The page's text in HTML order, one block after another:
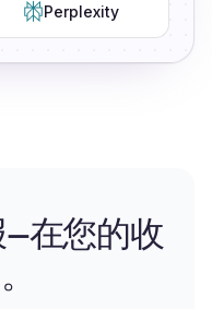
Perplexity
在您的收